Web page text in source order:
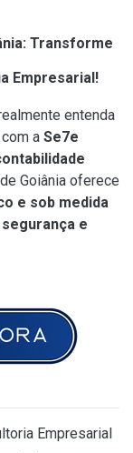
Transforme
Empresarial!
entenda
a Se7e
Goiânia oferece
e sob medida
e
Empresarial